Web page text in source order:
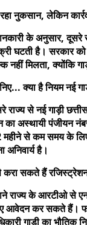
नुकसान, लेकिन
के अनुसार, दूसरे
घटती है। सरकार
नहीं मिलता, क्योंकि
क्या है नियम नई
राज्य से नई गाड़ी
का अस्थायी पंजीयन
महीने से कम समय के
अनिवार्य है।
सकते हैं रजिस्ट्रेशन,
राज्य के आरटीओ से
आवेदन कर सकते हैं।
गाड़ी का भौतिक